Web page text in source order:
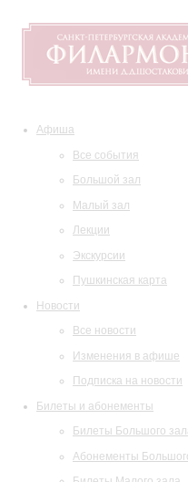
Афиша
Все события
Большой зал
Малый зал
Лекции
Экскурсии
Пушкинская карта
Новости
Все новости
Изменения в афише
Подписка на новости
Билеты и абонементы
Билеты Большого
Абонементы